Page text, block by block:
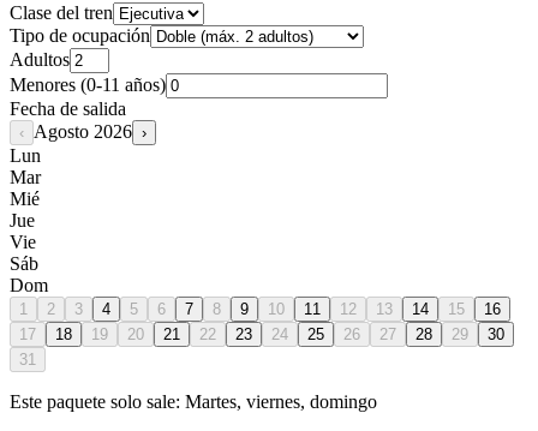
Clase del tren
Tipo de ocupación
Adultos
Menores (0-11 años)
Fecha de salida
‹ Agosto 2026 ›
Lun
Mar
Mié
Jue
Vie
Sáb
Dom
1 2 3 4 5 6 7 8 9 10 11 12 13 14 15
16
17
18 19 20 21 22 23 24 25 26 27 28 29
30
31
Este paquete solo sale: Martes, viernes, domingo